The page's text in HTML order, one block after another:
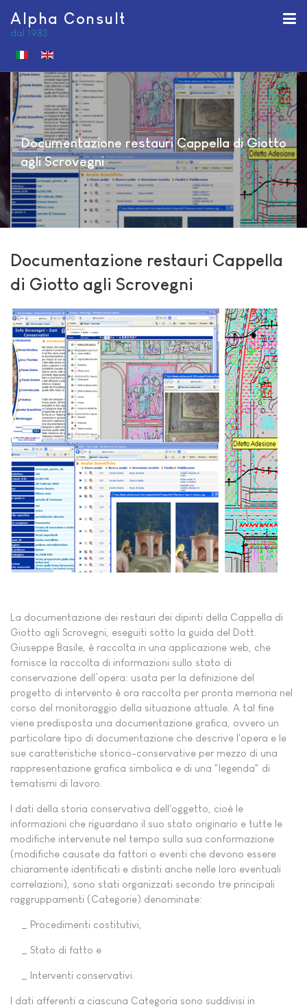
Alpha Consult
dal 1983
Seleziona la tua lingua
Documentazione restauri Cappella di Giotto
agli Scrovegni
Documentazione restauri Cappella
di Giotto agli Scrovegni
La documentazione dei restauri dei dipinti della Cappella di
Giotto agli Scrovegni, eseguiti sotto la guida del Dott.
Giuseppe Basile, è raccolta in una applicazione web, che
fornisce la raccolta di informazioni sullo stato di
conservazione dell’opera: usata per la definizione del
progetto di intervento è ora raccolta per pronta memoria nel
corso del monitoraggio della situazione attuale. A tal fine
viene predisposta una documentazione grafica, ovvero un
particolare tipo di documentazione che descrive l'opera e le
sue caratteristiche storico-conservative per mezzo di una
rappresentazione grafica simbolica e di una "legenda" di
tematismi di lavoro.
I dati della storia conservativa dell'oggetto, cioè le
informazioni che riguardano il suo stato originario e tutte le
modifiche intervenute nel tempo sulla sua conformazione
(modifiche causate da fattori o eventi che devono essere
chiaramente identificati e distinti anche nelle loro eventuali
correlazioni), sono stati organizzati secondo tre principali
raggruppamenti (Categorie) denominate:
_ Procedimenti costitutivi,
_ Stato di fatto e
_ Interventi conservativi.
I dati afferenti a ciascuna Categoria sono suddivisi in